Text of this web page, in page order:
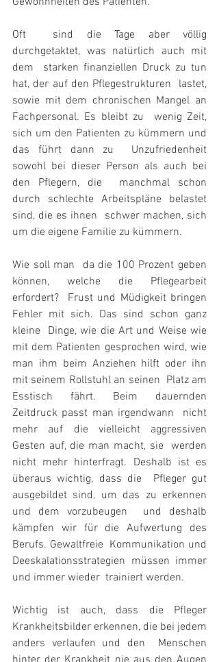
Oft  sind die Tage aber völlig
durchgetaktet, was natürlich auch mit
dem  starken finanziellen Druck zu tun
hat, der auf den Pflegestrukturen  lastet,
sowie mit dem chronischen Mangel an
Fachpersonal. Es bleibt zu  wenig Zeit,
sich um den Patienten zu kümmern und
das führt dann zu  Unzufriedenheit
sowohl bei dieser Person als auch bei
den Pflegern, die  manchmal schon
durch schlechte Arbeitspläne belastet
sind, die es ihnen  schwer machen, sich
um die eigene Familie zu kümmern.
Wie soll man  da die 100 Prozent geben
können, welche die Pflegearbeit
erfordert?  Frust und Müdigkeit bringen
Fehler mit sich. Das sind schon ganz
kleine  Dinge, wie die Art und Weise wie
mit dem Patienten gesprochen wird, wie
man ihm beim Anziehen hilft oder ihn
mit seinem Rollstuhl an seinen  Platz am
Esstisch fährt. Beim dauernden
Zeitdruck passt man irgendwann  nicht
mehr auf die vielleicht aggressiven
Gesten auf, die man macht, sie  werden
nicht mehr hinterfragt. Deshalb ist es
überaus wichtig, dass die  Pfleger gut
ausgebildet sind, um das zu erkennen
und dem vorzubeugen  und deshalb
kämpfen wir für die Aufwertung des
Berufs. Gewaltfreie  Kommunikation und
Deeskalationsstrategien müssen immer
und immer wieder  trainiert werden.
Wichtig ist auch, dass die Pfleger
Krankheitsbilder erkennen, die bei jedem
anders verlaufen und den  Menschen